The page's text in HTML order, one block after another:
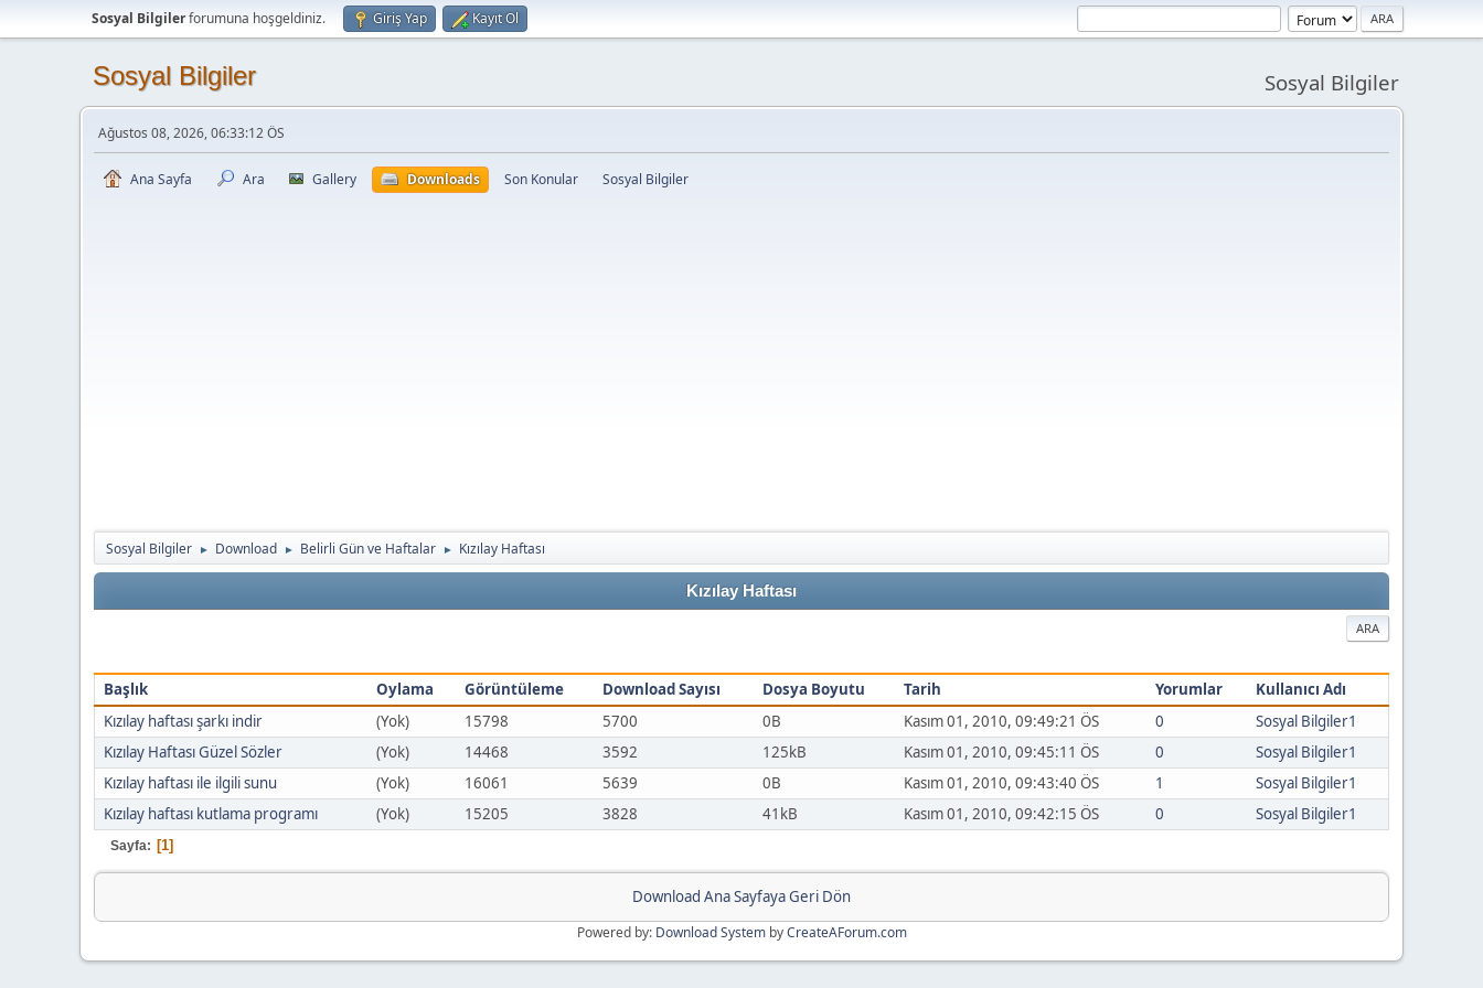
Sosyal Bilgilerforumuna hoşgeldiniz. Giriş Yap Kayıt Ol
Sosyal Bilgiler Sosyal Bilgiler
Ağustos 08, 2026, 06:33:12 ÖS
Ana Sayfa Ara Gallery Downloads Son Konular Sosyal Bilgiler
Sosyal Bilgiler ► Download ► Belirli Gün ve Haftalar ► Kızılay Haftası
Kızılay Haftası
ARA
Başlık Oylama Görüntüleme Download Sayısı Dosya Boyutu Tarih Yorumlar
Kullanıcı Adı
Kızılay haftası şarkı indir
(Yok) 15798 5700 0B Kasım 01, 2010, 09:49:21 ÖS 0
Sosyal Bilgiler1
Kızılay Haftası Güzel Sözler
(Yok) 14468 3592 125kB Kasım 01, 2010, 09:45:11 ÖS 0
Sosyal Bilgiler1
Kızılay haftası ile ilgili sunu
(Yok) 16061 5639 0B Kasım 01, 2010, 09:43:40 ÖS 1
Sosyal Bilgiler1
Kızılay haftası kutlama programı
(Yok) 15205 3828 41kB Kasım 01, 2010, 09:42:15 ÖS 0 Sosyal Bilgiler1
Sayfa 1
Download Ana Sayfaya Geri Dön
Powered by: Download SystembyCreateAForum.com